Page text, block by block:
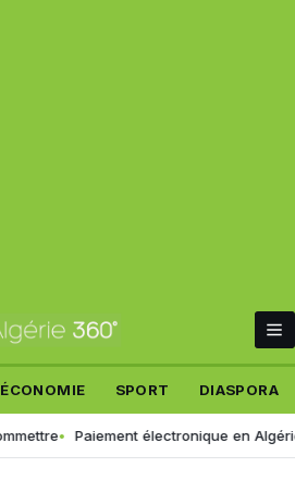
ÉCONOMIE SPORT DIASPORA
Paiement électronique en Algérie : une